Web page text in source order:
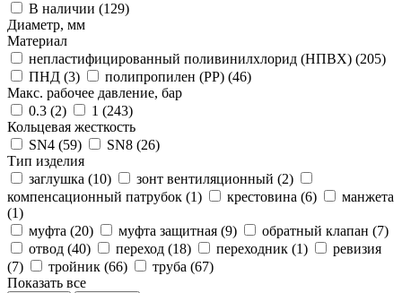
В наличии (129)
Диаметр, мм
Материал
непластифицированный поливинилхлорид (НПВХ) (205)
ПНД (3) полипропилен (PP) (46)
Макс. рабочее давление, бар
0.3 (2) 1 (243)
Кольцевая жесткость
SN4 (59) SN8 (26)
Тип изделия
заглушка (10) зонт вентиляционный (2)
компенсационный патрубок (1) крестовина (6)
манжета
(1)
муфта (20) муфта защитная (9) обратный клапан (7)
отвод (40) переход (18) переходник (1)
ревизия
(7) тройник (66) труба (67)
Показать все